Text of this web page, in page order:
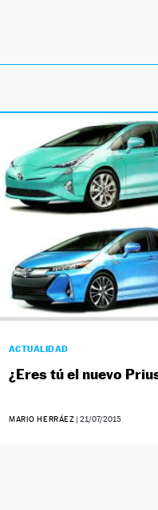
ACTUALIDAD
¿Eres tú el nuevo
MARIO HERRÁEZ |21/07/2015